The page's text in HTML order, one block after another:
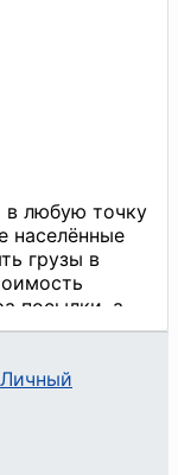
Личный